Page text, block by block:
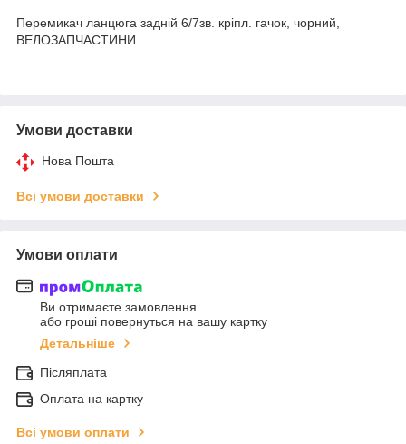
Перемикач ланцюга задній 6/7зв. кріпл. гачок, чорний,
ВЕЛОЗАПЧАСТИНИ
Умови доставки
Нова Пошта
Всі умови доставки
Умови оплати
Ви отримаєте замовлення
або гроші повернуться на вашу картку
Детальніше
Післяплата
Оплата на картку
Всі умови оплати